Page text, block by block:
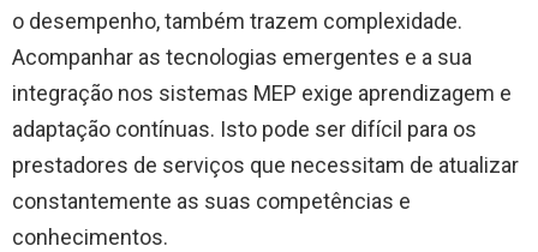
o desempenho, também trazem complexidade.
Acompanhar as tecnologias emergentes e a sua
integração nos sistemas MEP exige aprendizagem e
adaptação contínuas. Isto pode ser difícil para os
prestadores de serviços que necessitam de atualizar
constantemente as suas competências e
conhecimentos.